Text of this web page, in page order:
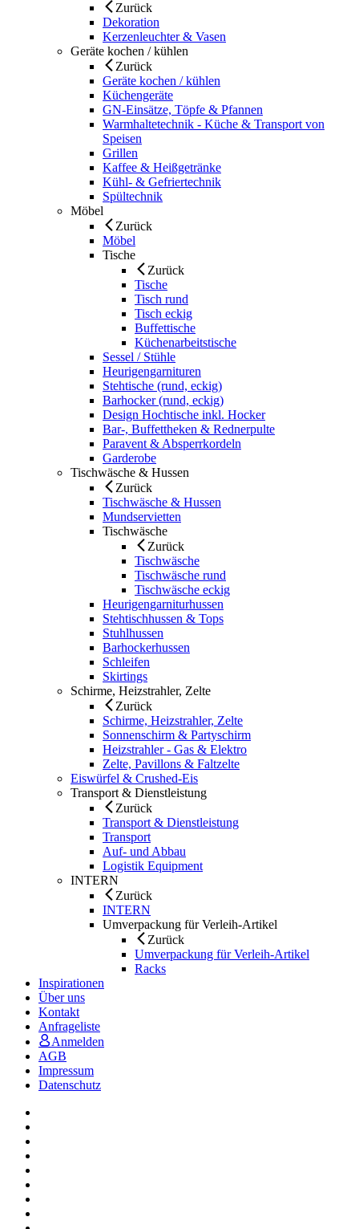
Zurück
Dekoration
Kerzenleuchter & Vasen
Geräte kochen / kühlen
Zurück
Geräte kochen / kühlen
Küchengeräte
GN-Einsätze, Töpfe & Pfannen
Warmhaltetechnik - Küche & Transport von
Speisen
Grillen
Kaffee & Heißgetränke
Kühl- & Gefriertechnik
Spültechnik
Möbel
Zurück
Möbel
Tische
Zurück
Tische
Tisch rund
Tisch eckig
Buffettische
Küchenarbeitstische
Sessel / Stühle
Heurigengarnituren
Stehtische (rund, eckig)
Barhocker (rund, eckig)
Design Hochtische inkl. Hocker
Bar-, Buffettheken & Rednerpulte
Paravent & Absperrkordeln
Garderobe
Tischwäsche & Hussen
Zurück
Tischwäsche & Hussen
Mundservietten
Tischwäsche
Zurück
Tischwäsche
Tischwäsche rund
Tischwäsche eckig
Heurigengarniturhussen
Stehtischhussen & Tops
Stuhlhussen
Barhockerhussen
Schleifen
Skirtings
Schirme, Heizstrahler, Zelte
Zurück
Schirme, Heizstrahler, Zelte
Sonnenschirm & Partyschirm
Heizstrahler - Gas & Elektro
Zelte, Pavillons & Faltzelte
Eiswürfel & Crushed-Eis
Transport & Dienstleistung
Zurück
Transport & Dienstleistung
Transport
Auf- und Abbau
Logistik Equipment
INTERN
Zurück
INTERN
Umverpackung für Verleih-Artikel
Zurück
Umverpackung für Verleih-Artikel
Racks
Inspirationen
Über uns
Kontakt
Anfrageliste
Anmelden
AGB
Impressum
Datenschutz